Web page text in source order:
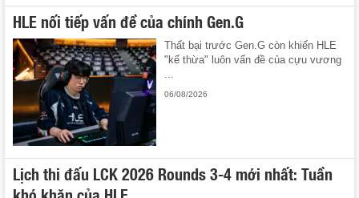
HLE nối tiếp vấn đề của chính Gen.G
Thất bại trước Gen.G còn khiến HLE
"kế thừa" luôn vấn đề của cựu vương
...
06/08/2026
Lịch thi đấu LCK 2026 Rounds 3-4 mới nhất: Tuần